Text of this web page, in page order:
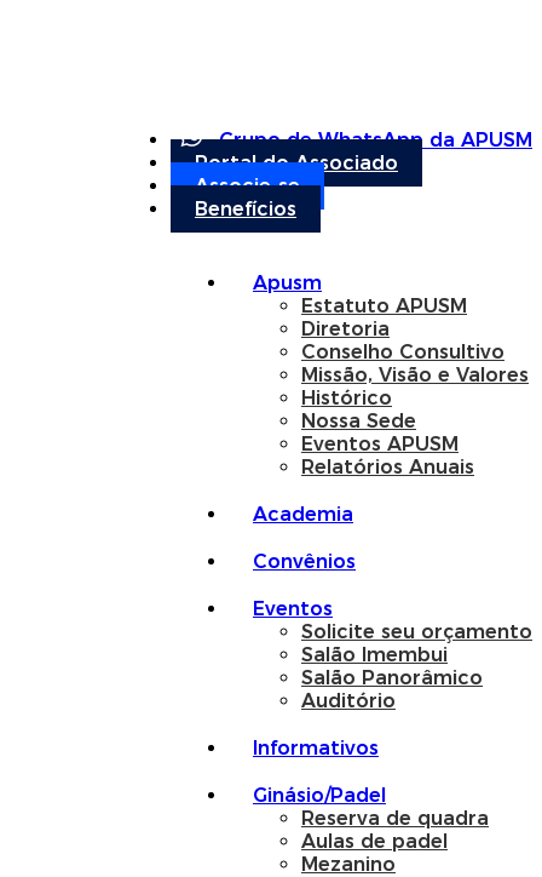
Grupo de WhatsApp da APUSM
Portal do Associado
Associe-se
Benefícios
Apusm
Estatuto APUSM
Diretoria
Conselho Consultivo
Missão, Visão e Valores
Histórico
Nossa Sede
Eventos APUSM
Relatórios Anuais
Academia
Convênios
Eventos
Solicite seu orçamento
Salão Imembui
Salão Panorâmico
Auditório
Informativos
Ginásio/Padel
Reserva de quadra
Aulas de padel
Mezanino